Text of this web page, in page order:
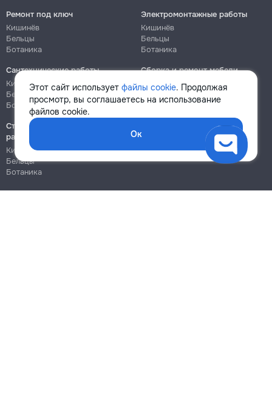
Этот сайт использует файлы cookie. Продолжая
просмотр, вы соглашаетесь на использование
файлов cookie.
Ок
Ремонт под ключ
Кишинёв
Бельцы
Ботаника
Электромонтажные работы
Кишинёв
Бельцы
Ботаника
Сантехнические работы
Кишинёв
Бельцы
Ботаника
Сборка и ремонт мебели
Кишинёв
Ботаника
Строительно-монтажные
работы
Кишинёв
Бельцы
Ботаника